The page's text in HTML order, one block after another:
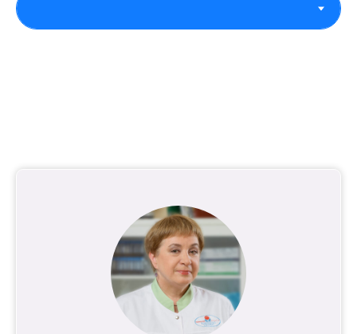
Наши врачи